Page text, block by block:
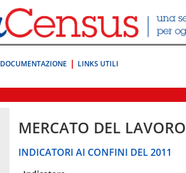
DOCUMENTAZIONE LINKS UTILI
MERCATO DEL LAVORO
INDICATORI AI CONFINI DEL 2011